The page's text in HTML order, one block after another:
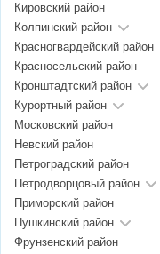
Кировский район
Колпинский район
Красногвардейский район
Красносельский район
Кронштадтский район
Курортный район
Московский район
Невский район
Петроградский район
Петродворцовый район
Приморский район
Пушкинский район
Фрунзенский район